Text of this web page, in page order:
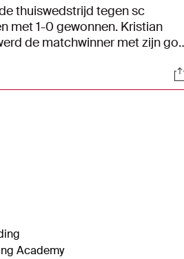
thuiswedstrijd tegen sc
met 1-0 gewonnen. Kristian
de matchwinner met zijn
alle ontwikkelingen vanuit de
ArenA.
Academy